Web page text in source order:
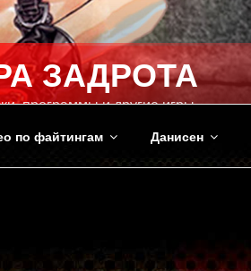
ЗАДРОТА
программы и другие игры
по файтингам Данисен